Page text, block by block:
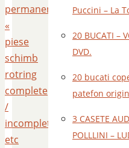
permanentă
«
piese
schimb
rotring
complete
/
incomplete
etc
Puccini – La
20 BUCATI –
DVD.
20 bucati
patefon
3 CASETE
POLLLINI –